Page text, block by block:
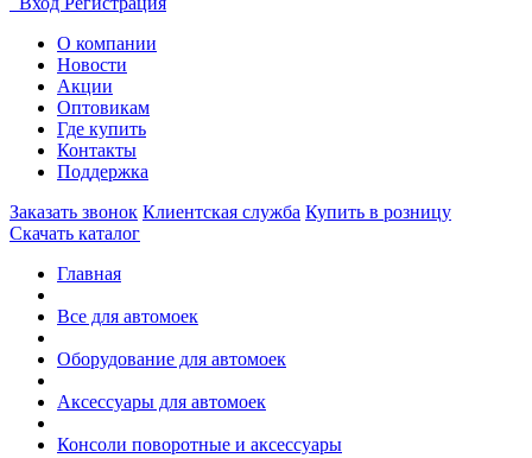
О компании
Новости
Акции
Оптовикам
Где купить
Контакты
Поддержка
Заказать звонок Клиентская служба Купить в розницу
Скачать каталог
Главная
Все для автомоек
Оборудование для автомоек
Аксессуары для автомоек
Консоли поворотные и аксессуары